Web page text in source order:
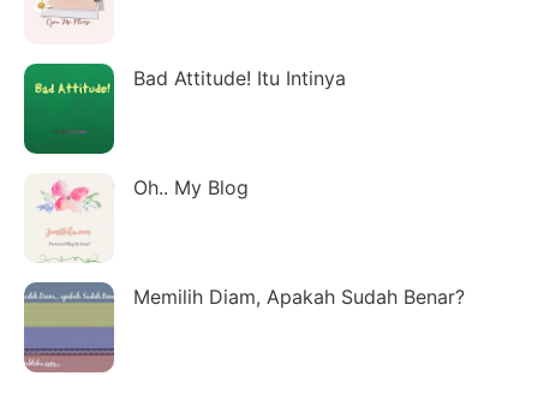
Bad Attitude! Itu Intinya
Oh.. My Blog
Memilih Diam, Apakah Sudah Benar?